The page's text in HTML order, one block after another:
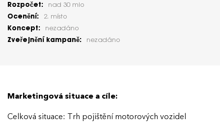
Rozpočet: nad 30 mio
Ocenění: 2. místo
Koncept: nezadáno
Zveřejnění kampaně: nezadáno
Marketingová situace a cíle:
Celková situace: Trh pojištění motorových vozidel